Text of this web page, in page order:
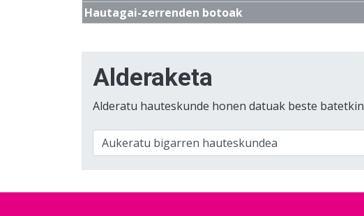
Hautagai-zerrenden botoak
Alderaketa
Alderatu hauteskunde honen datuak beste batetkin